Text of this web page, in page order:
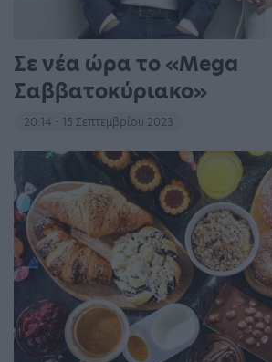
Σε νέα ώρα το «Mega
Σαββατοκύριακο»
20:14 - 15 Σεπτεμβρίου 2023